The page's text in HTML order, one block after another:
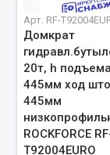
Весь раздел
Запчасти
Система питания
Подвеска
Тормозная
Арт. RF-
Домкрат
20т, h
445мм ход
445мм
ROCKFORCE
T92004EURO